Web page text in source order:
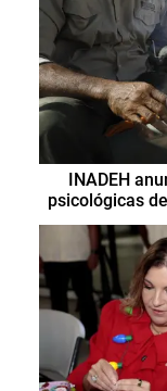
INADEH
psicológicas